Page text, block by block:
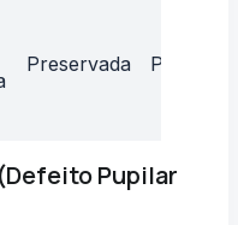
Preservada
Pupilar